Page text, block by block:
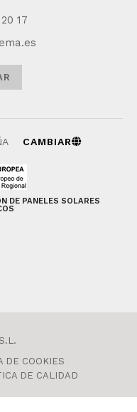
17
CAMBIAR
DE PANELES SOLARES
DE COOKIES
DE CALIDAD